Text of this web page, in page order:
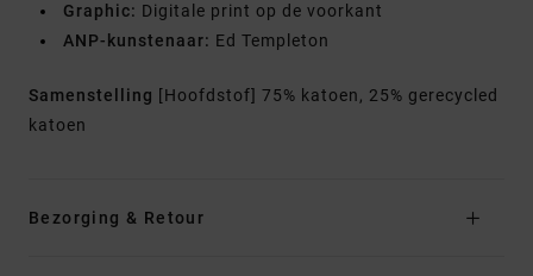
Graphic: Digitale print op de voorkant
ANP-kunstenaar: Ed Templeton
Samenstelling [Hoofdstof] 75% katoen, 25% gerecycled
katoen
Bezorging & Retour